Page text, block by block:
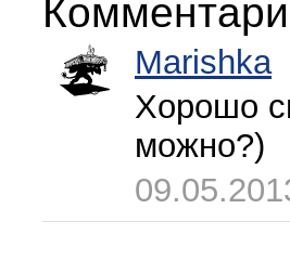
Marishka
Хорошо
можно?)